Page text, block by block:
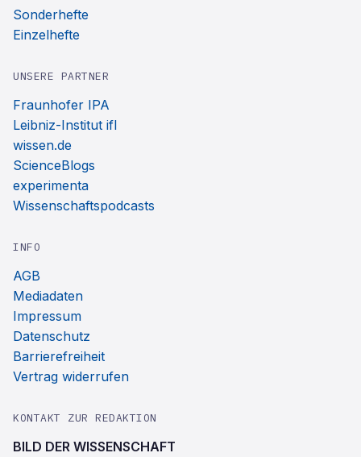
Sonderhefte
Einzelhefte
UNSERE PARTNER
Fraunhofer IPA
Leibniz-Institut ifl
wissen.de
ScienceBlogs
experimenta
Wissenschaftspodcasts
INFO
AGB
Mediadaten
Impressum
Datenschutz
Barrierefreiheit
Vertrag widerrufen
KONTAKT ZUR REDAKTION
BILD DER WISSENSCHAFT